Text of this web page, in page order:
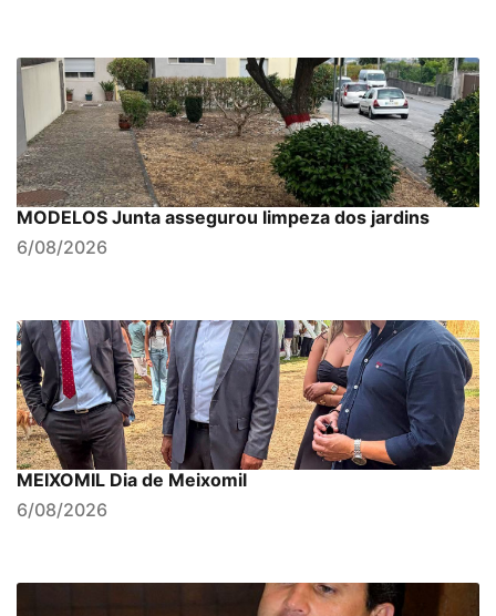
MODELOS Junta assegurou limpeza dos jardins
6/08/2026
MEIXOMIL Dia de Meixomil
6/08/2026